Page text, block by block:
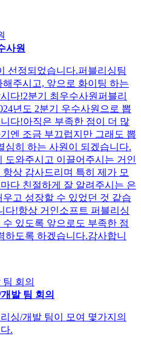
사원
선정되었습니다.퍼블리싱팀
주시고, 앞으로 화이팅 하는
다!2분기 최우수사원퍼블리
년도 2분기 우수사원으로 뽑
다!아직은 부족한 점이 더 많
엔 조금 부끄럽지만 그래도 뽑
심히 하는 사원이 되겠습니다.
도와주시고 이끌어주시는 거인
상 감사드리며 특히 제가 모
다 친절하게 잘 알려주시는 은
고 성장할 수 있었던 것 같습
다!항상 거인소프트 퍼블리싱
있도록 앞으로도 부족한 점
하도록 하겠습니다.감사합니
발 팀 회의
싱/개발 팀이 모여 몇가지의
.